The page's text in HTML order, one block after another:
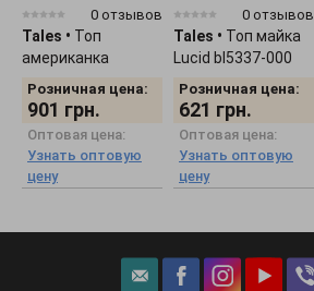
0 отзывов
Tales • Топ
американка
Розничная цена:
901 грн.
Оптовая цена:
Узнать оптовую
цену
0 отзывов
Tales • Топ майка
Lucid bl5337-000
Розничная цена:
621 грн.
Оптовая цена:
Узнать оптовую
цену